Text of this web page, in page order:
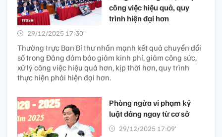
công việc hiệu quả, quy
trình hiện đại hơn
29/12/2025 17:30’
Thường trực Ban Bí thư nhấn mạnh kết quả chuyển đổi
số trong Đảng đảm bảo giảm kinh phí, giảm công sức,
xử lý công việc hiệu quả hơn, kịp thời hơn, quy trình
thực hiện phải hiện đại hơn.
Phòng ngừa vi phạm kỷ
luật đảng ngay từ cơ sở
29/12/2025 17:09’